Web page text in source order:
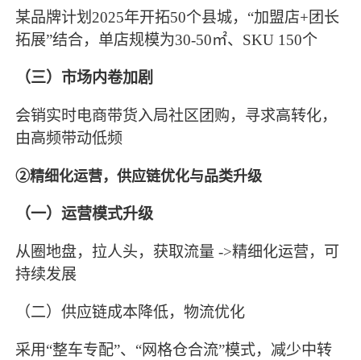
某品牌计划2025年开拓50个县城，“加盟店+团长
拓展”结合，单店规模为30-50㎡、SKU 150个
（三）市场内卷加剧
会销实时电商带货入局社区团购，寻求高转化，
由高频带动低频
②精细化运营，供应链优化与品类升级
（一）运营模式升级
从圈地盘，拉人头，获取流量 ->精细化运营，可
持续发展
（二）供应链成本降低，物流优化
采用“整车专配”、“网格仓合流”模式，减少中转